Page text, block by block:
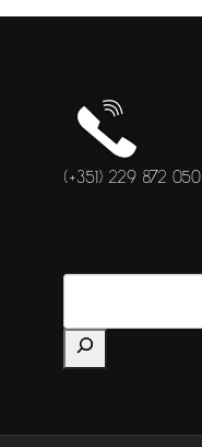
(+351) 229 872 050